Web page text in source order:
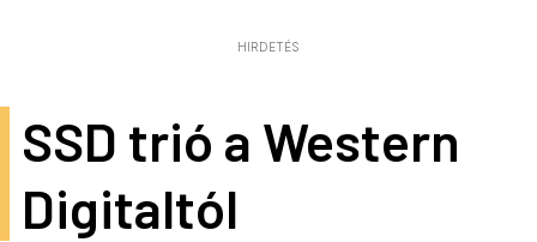
HIRDETÉS
SSD trió a Western
Digitaltól